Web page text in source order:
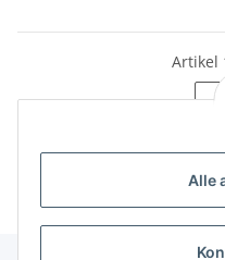
Alle
Artikel